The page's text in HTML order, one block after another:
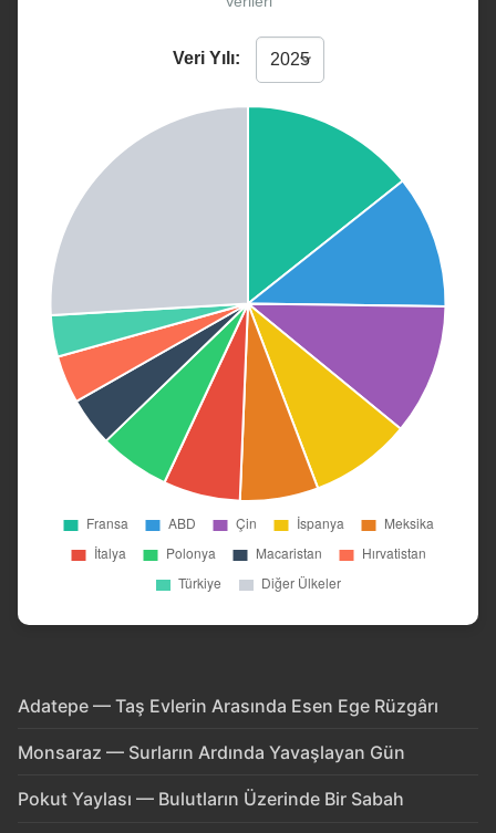
Veri Yılı:
Adatepe — Taş Evlerin Arasında Esen Ege Rüzgârı
Monsaraz — Surların Ardında Yavaşlayan Gün
Pokut Yaylası — Bulutların Üzerinde Bir Sabah